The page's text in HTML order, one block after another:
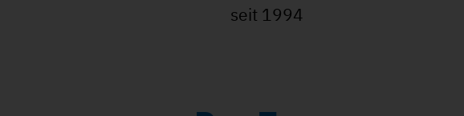
seit 1994